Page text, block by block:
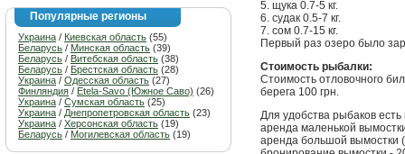
Популярные регионы
Украина / Киевская область (55)
Беларусь / Минская область (39)
Беларусь / Витебская область (38)
Беларусь / Брестская область (28)
Украина / Одесская область (27)
Финляндия / Etela-Savo (Южное Саво) (26)
Украина / Сумская область (25)
Украина / Днепропетровская область (23)
Украина / Херсонская область (19)
Беларусь / Могилевская область (19)
5. щука 0.7-5 кг.
6. судак 0.5-7 кг.
7. сом 0.7-15 кг.
Первый раз озеро было
Стоимость рыбалки:
Стоимость отловочного
берега 100 грн.
Для удобства рыбаков есть
аренда маленькой
аренда большой вымостки